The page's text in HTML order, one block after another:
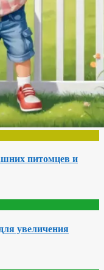
питомцев и
увеличения